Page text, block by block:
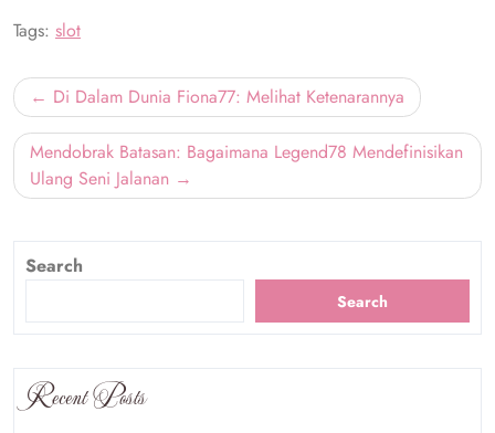
Tags: slot
Post
navigation
Di Dalam Dunia Fiona77: Melihat Ketenarannya
Mendobrak Batasan: Bagaimana Legend78 Mendefinisikan
Ulang Seni Jalanan
Search
Search
Recent Posts